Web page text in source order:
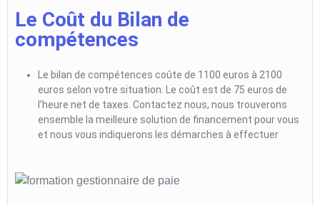
Le Coût du Bilan de
compétences
Le bilan de compétences coûte de 1100 euros à 2100
euros selon votre situation. Le coût est de 75 euros de
l’heure net de taxes. Contactez nous, nous trouverons
ensemble la meilleure solution de financement pour vous
et nous vous indiquerons les démarches à effectuer